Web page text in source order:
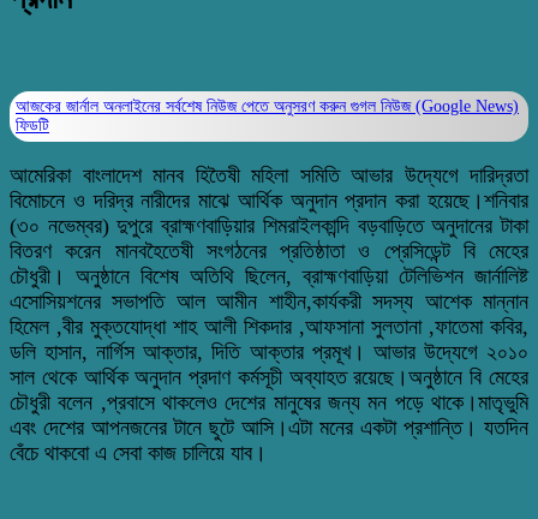
আজকের জার্নাল অনলাইনের সর্বশেষ নিউজ পেতে অনুসরণ করুন গুগল নিউজ (Google News)
ফিডটি
আমেরিকা বাংলাদেশ মানব হিতৈষী মহিলা সমিতি আভার উদ্যেগে দারিদ্রতা
বিমোচনে ও দরিদ্র নারীদের মাঝে আর্থিক অনুদান প্রদান করা হয়েছে।শনিবার
(৩০ নভেম্বর) দুপুরে ব্রাহ্মণবাড়িয়ার শিমরাইলকান্দি বড়বাড়িতে অনুদানের টাকা
বিতরণ করেন মানবহৈতেষী সংগঠনের প্রতিষ্ঠাতা ও প্রেসিডেন্ট বি মেহের
চৌধুরী। অনুষ্ঠানে বিশেষ অতিথি ছিলেন, ব্রাহ্মণবাড়িয়া টেলিভিশন জার্নালিষ্ট
এসোসিয়শনের সভাপতি আল আমীন শাহীন,কার্যকরী সদস্য আশেক মান্নান
হিমেল ,বীর মুক্তযোদ্ধা শাহ আলী শিকদার ,আফসানা সুলতানা ,ফাতেমা কবির,
ডলি হাসান, নার্গিস আক্তার, দিতি আক্তার প্রমূখ। আভার উদ্যেগে ২০১০
সাল থেকে আর্থিক অনুদান প্রদাণ কর্মসূচী অব্যাহত রয়েছে।অনুষ্ঠানে বি মেহের
চৌধুরী বলেন ,প্রবাসে থাকলেও দেশের মানুষের জন্য মন পড়ে থাকে।মাতৃভুমি
এবং দেশের আপনজনের টানে ছুটে আসি।এটা মনের একটা প্রশান্তি। যতদিন
বেঁচে থাকবো এ সেবা কাজ চালিয়ে যাব।